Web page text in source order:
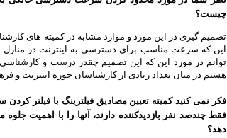
چیست؟
تصمیم گیری در این مورد و موارد مشابه در کمیته های
این که سرعت مناسب برای دسترسی به اینترنت در
توانم در مورد این که این تصمیم چقدر درست و
هستم در میان تعداد زیادی از کارشناسان حوزه اینترنت و
فکر نمی کنید کمیته تعیین مصادیق فیلترینگ با فیلتر
فقط چندصد نفر بازدیدکننده دارند، آنها را با اهمیت
دهد؟